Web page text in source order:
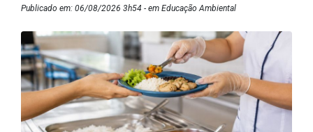
Publicado em: 06/08/2026 3h54 - em Educação Ambiental